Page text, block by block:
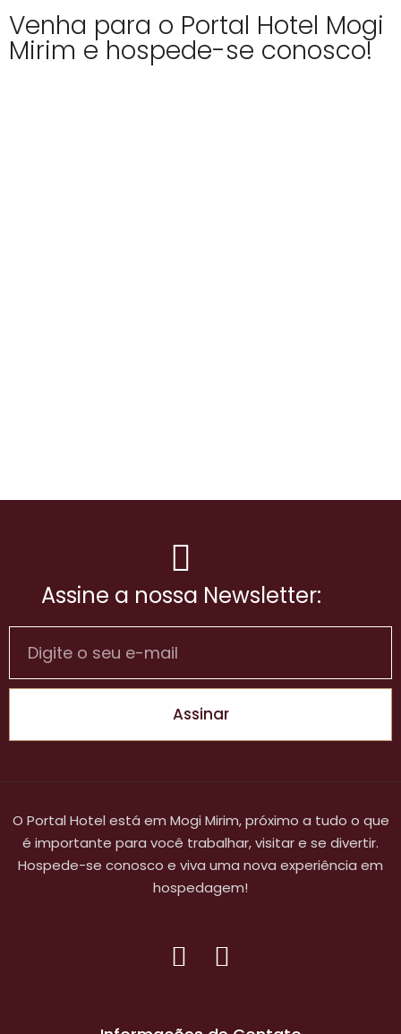
Venha para o Portal Hotel Mogi
Mirim e hospede-se conosco!
Assine a nossa Newsletter:
Assinar
O Portal Hotel está em Mogi Mirim, próximo a tudo o que
é importante para você trabalhar, visitar e se divertir.
Hospede-se conosco e viva uma nova experiência em
hospedagem!